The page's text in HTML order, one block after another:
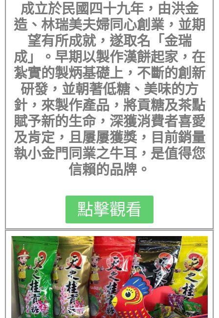
成立於民國四十九年，由洪金
造、林瑞美夫婦同心創業，並期
望有所成就，遂取名「金瑞
成」。早期以製作漢餅起家，在
紮實的製炳基礎上，不斷的創新
研發，並朝著低糖、美味的方
針，來製作產品，將貢糖及茶點
賦予新的生命，深獲消費者喜愛
及肯定，且屢屢獲獎，目前銷量
執小金門同業之牛耳，是值得您
信賴的品牌。
點擊觀看